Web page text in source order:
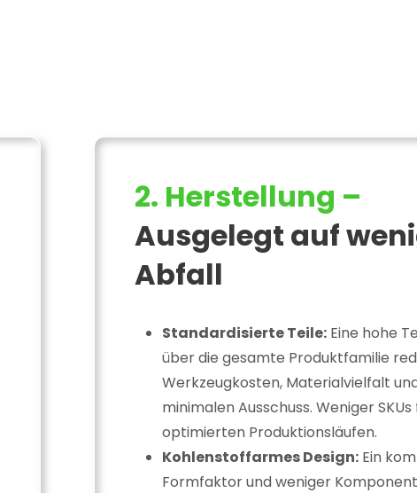
2. Herstellung –
Ausgelegt auf
Abfall
Standardisierte Teile:Eine hohe
über die gesamte Produktfamilie
Werkzeugkosten, Materialvielfalt
minimalen Ausschuss. Weniger
optimierten Produktionsläufen.
Kohlenstoffarmes Design:Ein
Formfaktor und weniger